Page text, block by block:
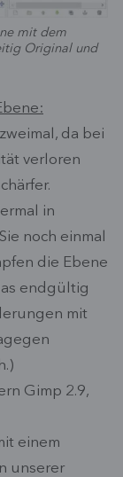
mit dem
Original und
da bei
verloren
in
noch einmal
die Ebene
endgültig
mit
Gimp 2.9,
einem
unserer